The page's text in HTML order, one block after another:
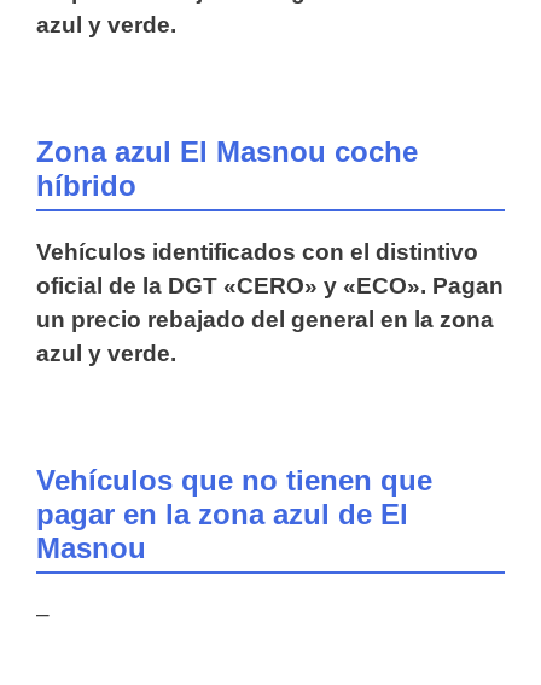
azul y verde.
Zona azul El Masnou coche
híbrido
Vehículos identificados con el distintivo
oficial de la DGT «CERO» y «ECO». Pagan
un precio rebajado del general en la zona
azul y verde.
Vehículos que no tienen que
pagar en la zona azul de El
Masnou
–